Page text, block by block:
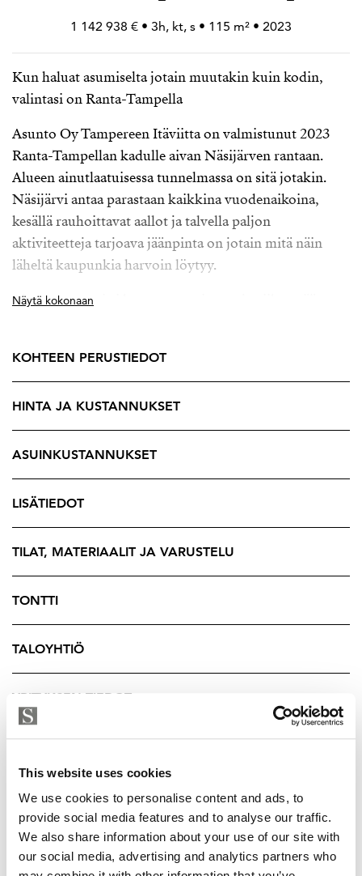
This website uses cookies
We use cookies to personalise content and ads, to
provide social media features and to analyse our traffic.
We also share information about your use of our site with
our social media, advertising and analytics partners who
1 142 938 € • 3h, kt, s • 115 m² • 2023
Kun haluat asumiselta jotain muutakin kuin kodin,
valintasi on Ranta-Tampella
Asunto Oy Tampereen Itäviitta on valmistunut 2023
Ranta-Tampellan kadulle aivan Näsijärven rantaan.
Alueen ainutlaatuisessa tunnelmassa on sitä jotakin.
Näsijärvi antaa parastaan kaikkina vuodenaikoina,
kesällä rauhoittavat aallot ja talvella paljon
aktiviteetteja tarjoava jäänpinta on jotain mitä näin
läheltä kaupunkia harvoin löytyy.
Alueen rantaraitti kutsuu nauttimaan ja viihtymään,
viereisestä Massunlastenpuistossa. Alueelta pääsee
myös keskustaankin 10 minuutissa ja näin kaikki
keskustan palvelut, kaupat ja elämykset ovat
käytettävissäsi.
näkymät suoraan Näsijärvelle. Itäviitan suunniitelussa
on otettu huomioon asumisen mukavuus ja
käytännöllisyys - Ylellisyydet kuuluvat Itäviitassa
arkeen. Pattereita ei ole laisinkaan, joten huoneet on
helppo sisustaa juuri mielesi mukaan. Lisäksi isot
kun avaavat näkymää niin kaupungille kuin järvellekin.
Tämä arvokoti sijaitsee talon ylimmässä kerroksessa.
Asunnon toinen parvekkeista avautuu itään kohti
tyylikkäät, kulutusta kestävät ja tyyliltään moneen
makuun sopivat. Keittiö on laadukkaasti varustettu ja
kalusteissa on lisäksi upotettuna viinikaappi. Asunnon
Näytä kokonaan
KOHTEEN PERUSTIEDOT
HINTA JA KUSTANNUKSET
ASUINKUSTANNUKSET
LISÄTIEDOT
TILAT, MATERIAALIT JA VARUSTELU
TONTTI
TALOYHTIÖ
YRITYKSEN TIEDOT